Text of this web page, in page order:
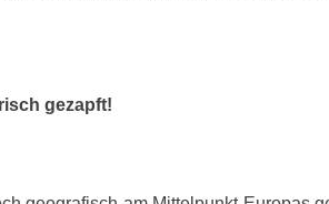
gezapft!